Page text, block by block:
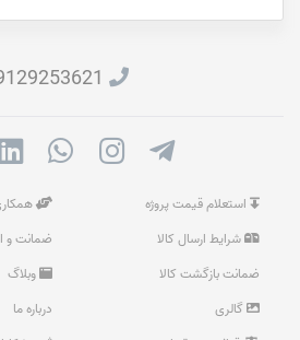
استعلام قیمت پروژه
شرایط ارسال کالا
ضمانت و
ضمانت بازگشت کالا
وبلاگ
گالری
درباره ما